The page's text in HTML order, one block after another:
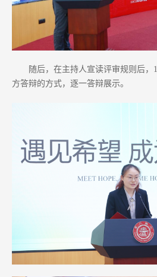
随后，在主持人宣读评审规则后，
方答辩的方式，逐一答辩展示。